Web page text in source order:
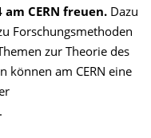
CERN freuen. Dazu
Forschungsmethoden
zur Theorie des
können am CERN eine